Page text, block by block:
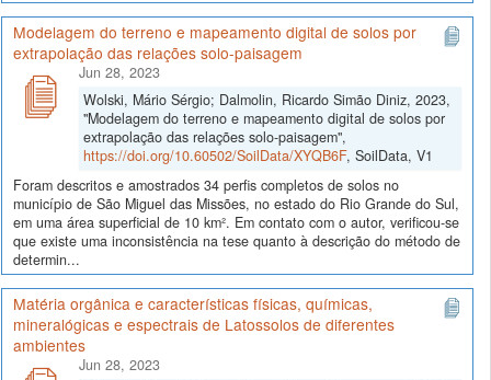
Modelagem do terreno e mapeamento digital de solos por
extrapolação das relações solo-paisagem
Jun 28, 2023
Wolski, Mário Sérgio; Dalmolin, Ricardo Simão Diniz, 2023,
"Modelagem do terreno e mapeamento digital de solos por
extrapolação das relações solo-paisagem",
https://doi.org/10.60502/SoilData/XYQB6F, SoilData, V1
Foram descritos e amostrados 34 perfis completos de solos no
município de São Miguel das Missões, no estado do Rio Grande do Sul,
em uma área superficial de 10 km². Em contato com o autor, verificou-se
que existe uma inconsistência na tese quanto à descrição do método de
determin...
Matéria orgânica e características físicas, químicas,
mineralógicas e espectrais de Latossolos de diferentes
ambientes
Jun 28, 2023